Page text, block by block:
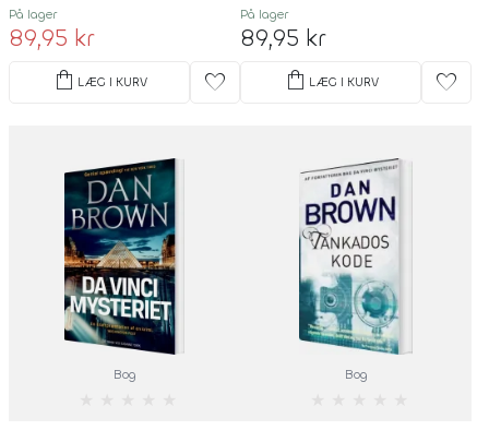
På lager
89,95 kr
shopping_bag LÆG I KURV favorite
På lager
89,95 kr
shopping_bag LÆG I KURV favorite
Bog Bog